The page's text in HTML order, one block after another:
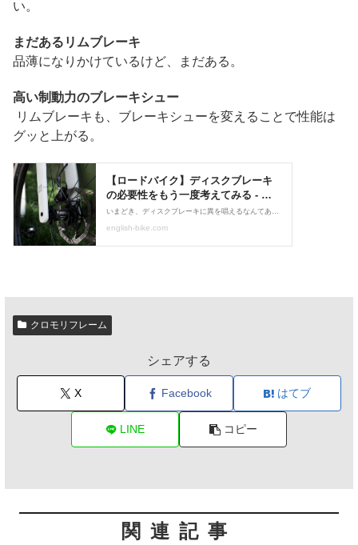
い。
まだあるリムブレーキ
品薄になりかけているけど、まだある。
高い制動力のブレーキシュー
リムブレーキも、ブレーキシューを変えることで性能は
グッと上がる。
クロモリフレーム
シェアする
X Facebook はてブ
LINE コピー
関連記事